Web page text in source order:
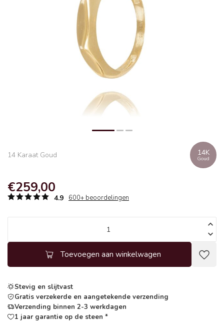
14 Karaat Goud 14K
Goud
€259,00
4.9 600+ beoordelingen
Toevoegen aan winkelwagen
Stevig en slijtvast
Gratis verzekerde en aangetekende verzending
Verzending binnen 2-3 werkdagen
1 jaar garantie op de steen *